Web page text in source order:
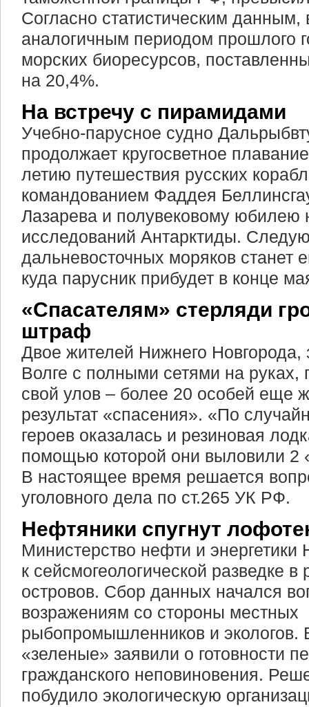
Согласно статистическим данным,
аналогичным периодом прошлого
морских биоресурсов,
на 20,4%.
На встречу с пирамидами
Учебно-парусное судно
продолжает кругосветное
летию путешествия русских
командованием Фаддея
Лазарева и полувековому юбилею
исследований Антарктиды.
дальневосточных моряков станет
куда парусник прибудет в конце
«Спасателям» стерляди
штраф
Двое жителей Нижнего
Волге с полными сетями на руках,
свой улов – более 20 особей еще
результат «спасения». «По
героев оказалась и резиновая
помощью которой они выловили 2
В настоящее время решается
уголовного дела по ст.265 УК РФ.
Нефтяники спугнут
Министерство нефти и энергетики
к сейсмогеологической разведке
островов. Сбор данных начался
возражениям со стороны местных
рыбопромышленников и экологов.
«зеленые» заявили о готовности
гражданского неповиновения.
побудило экологическую